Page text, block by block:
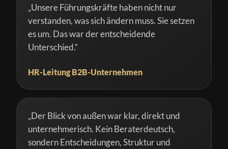
„Unsere Führungskräfte haben nicht nur
verstanden, was sich ändern muss. Sie setzen
es um. Das war der entscheidende
Unterschied.“
HR-Leitung B2B-Unternehmen
„Der Blick von außen war klar, direkt und
unternehmerisch. Kein Beraterdeutsch,
sondern Entscheidungen, Struktur und